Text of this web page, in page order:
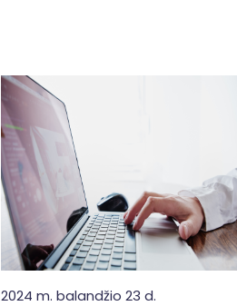
2024 m. balandžio 23 d.